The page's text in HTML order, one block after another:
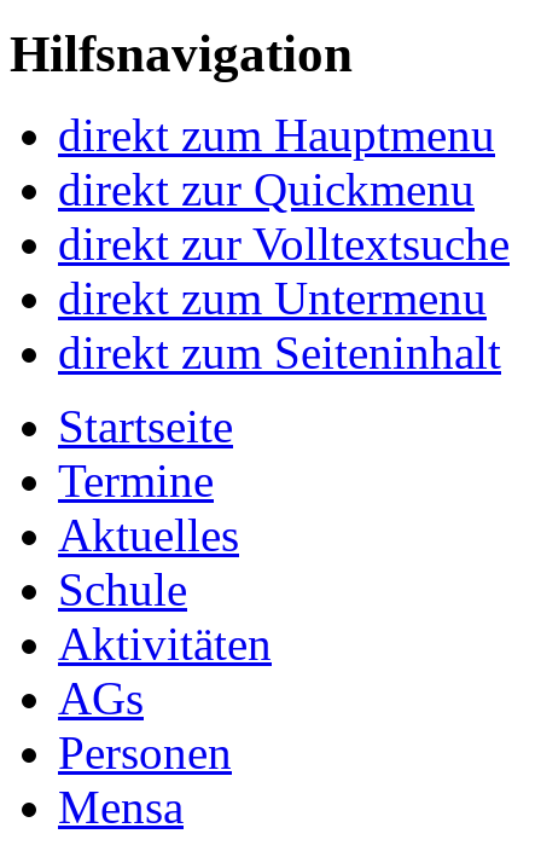
Hilfsnavigation
direkt zum Hauptmenu
direkt zur Quickmenu
direkt zur Volltextsuche
direkt zum Untermenu
direkt zum Seiteninhalt
Startseite
Termine
Aktuelles
Schule
Aktivitäten
AGs
Personen
Mensa